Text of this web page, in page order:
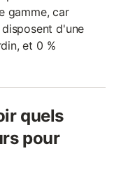
gamme, car
d'une
et 0 %
quels
pour